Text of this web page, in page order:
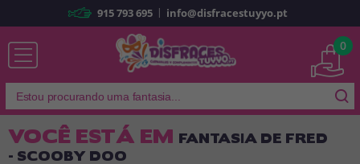
Já sou cliente
Lembrar-me Esqueceu sua senha?
915 793 695 | info@disfracestuyyo.pt
0
VOCÊ ESTÁ EM FANTASIA DE FRED
- SCOOBY DOO